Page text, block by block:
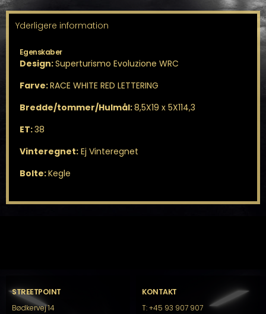
Yderligere information
Egenskaber
Design:Superturismo Evoluzione WRC
Farve:RACE WHITE RED LETTERING
Bredde/tommer/Hulmål:8,5X19 x 5X114,3
ET:38
Vinteregnet:Ej Vinteregnet
Bolte:Kegle
STREETPOINT
Bødkervej 14
KONTAKT
T: +45 93 907 907